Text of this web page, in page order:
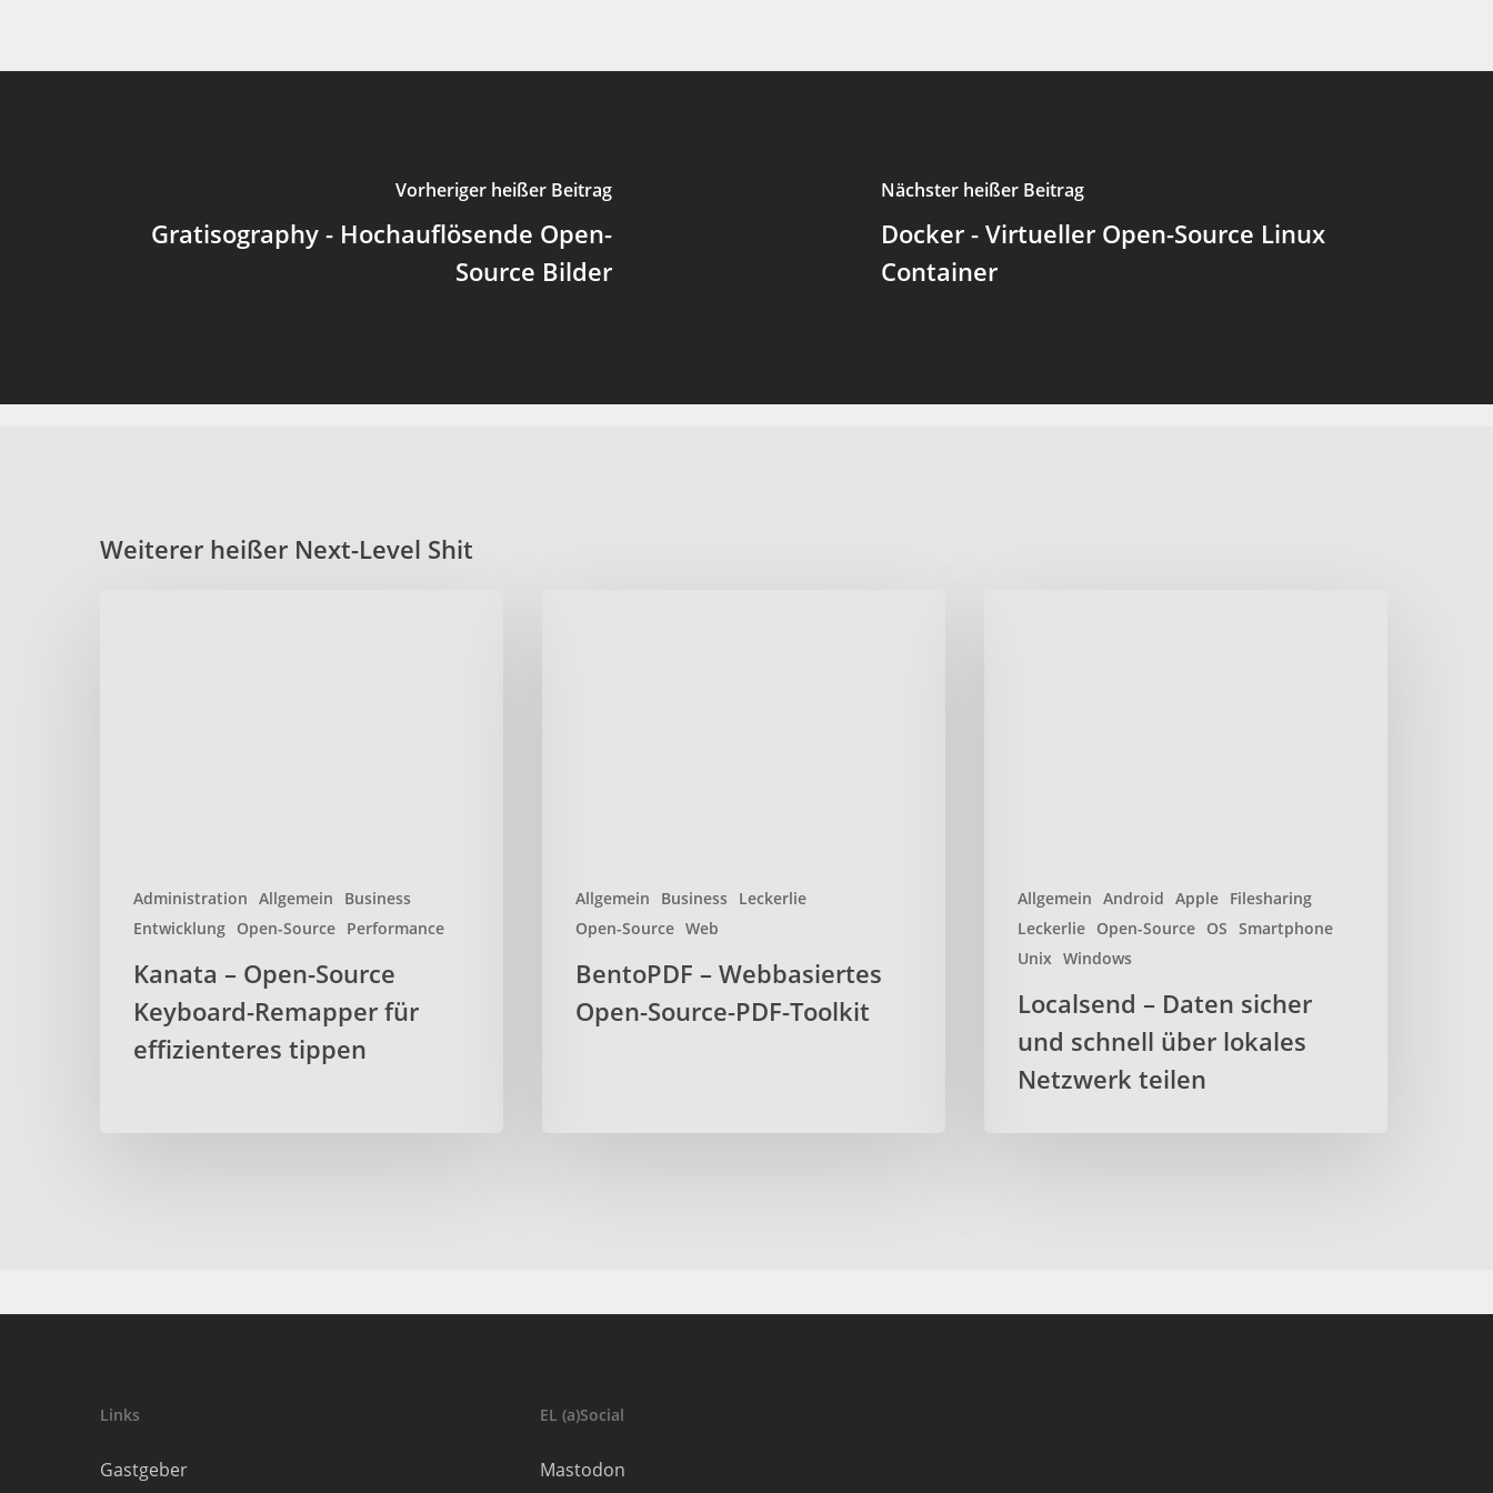
Vorheriger heißer Beitrag
Gratisography - Hochauflösende Open-
Source Bilder
Nächster heißer Beitrag
Docker - Virtueller Open-Source Linux
Container
Weiterer heißer Next-Level Shit
Administration Allgemein
Business
Entwicklung Open-Source Performance
Kanata – Open-Source
Keyboard-Remapper für
effizienteres tippen
Allgemein Business
Leckerlie
Open-Source Web
BentoPDF – Webbasiertes
Open-Source-PDF-Toolkit
Allgemein Android Apple Filesharing
Leckerlie Open-Source OS Smartphone
Unix Windows
Localsend – Daten sicher
und schnell über lokales
Netzwerk teilen
Links
Gastgeber
EL (a)Social
Mastodon